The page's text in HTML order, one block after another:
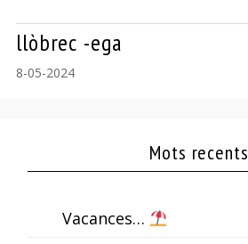
llòbrec -ega
8-05-2024
Mots recents
Vacances…